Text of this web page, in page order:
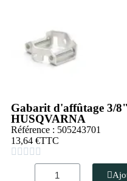
Gabarit d'affûtage 3/
HUSQVARNA
Référence : 505243701
13,64 €TTC
    